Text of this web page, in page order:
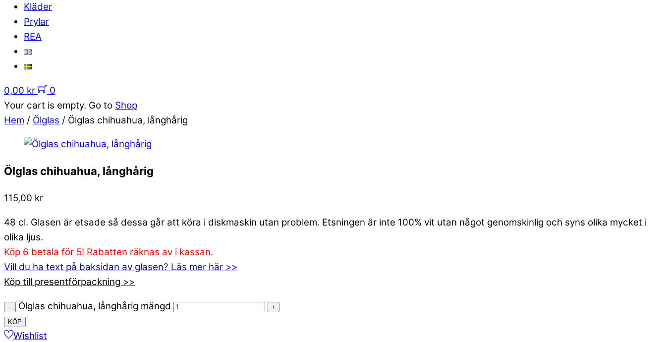
Kläder
Prylar
REA
0,00 kr
0
Your cart is empty. Go to Shop
Hem / Ölglas / Ölglas chihuahua, långhårig
Ölglas chihuahua, långhårig
115,00 kr
48 cl. Glasen är etsade så dessa går att köra i diskmaskin utan problem. Etsningen är inte 100% vit utan något genomskinlig och syns olika mycket i
olika ljus.
Köp 6 betala för 5! Rabatten räknas av i kassan.
Vill du ha text på baksidan av glasen? Läs mer här >>
Köp till presentförpackning >>
− Ölglas chihuahua, långhårig mängd
+
KÖP
Wishlist